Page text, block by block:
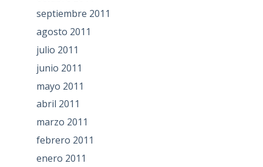
septiembre 2011
agosto 2011
julio 2011
junio 2011
mayo 2011
abril 2011
marzo 2011
febrero 2011
enero 2011